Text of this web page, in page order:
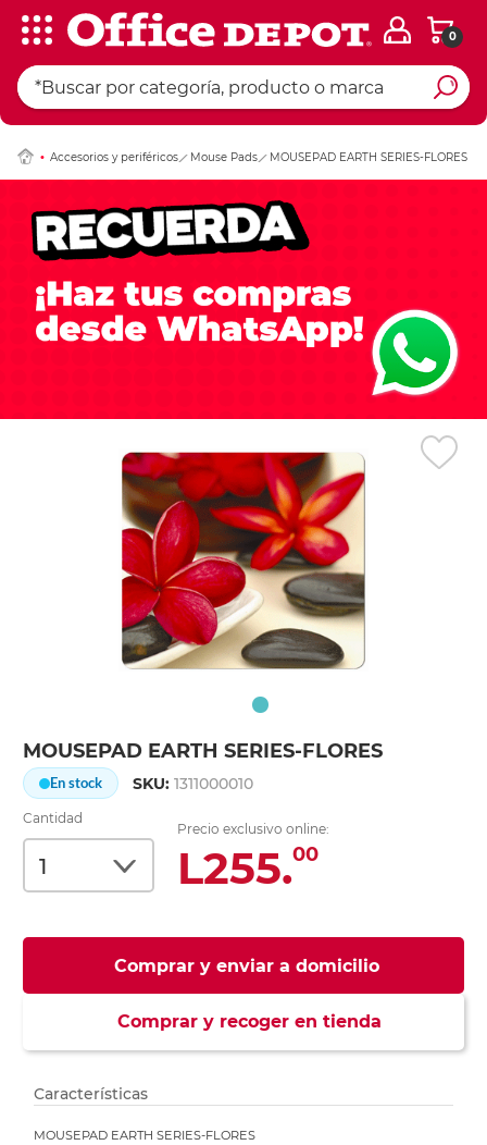
0
Accesorios y periféricos Mouse Pads MOUSEPAD EARTH SERIES-FLORES
MOUSEPAD EARTH SERIES-FLORES
En stock SKU:1311000010
Cantidad
Precio exclusivo online:
L255.00
Comprar y enviar a domicilio
Comprar y recoger en tienda
Ingresar Codigo
Características
MOUSEPAD EARTH SERIES-FLORES